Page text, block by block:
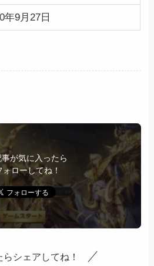
年9月27日
事が気に入ったら
ローしてね！
らシェアしてね！